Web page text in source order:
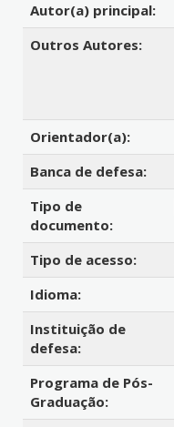
Autor(a) principal:
Outros Autores:
Orientador(a):
Banca de defesa:
Tipo de
documento:
Tipo de acesso:
Idioma:
Instituição de
defesa:
Programa de Pós-
Graduação: